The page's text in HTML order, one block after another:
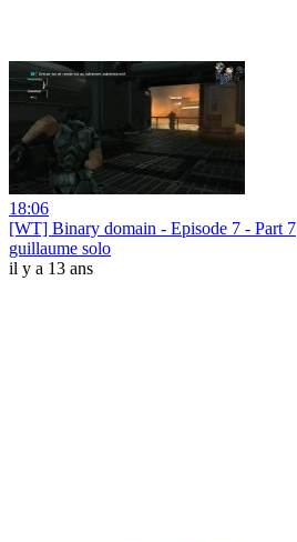
18:06
[WT] Binary domain - Episode 7 - Part 7
guillaume solo
il y a 13 ans